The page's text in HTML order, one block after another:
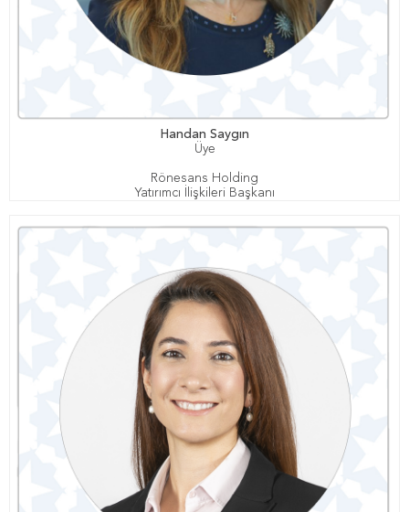
Handan Saygın
Üye
Rönesans Holding
Yatırımcı İlişkileri Başkanı